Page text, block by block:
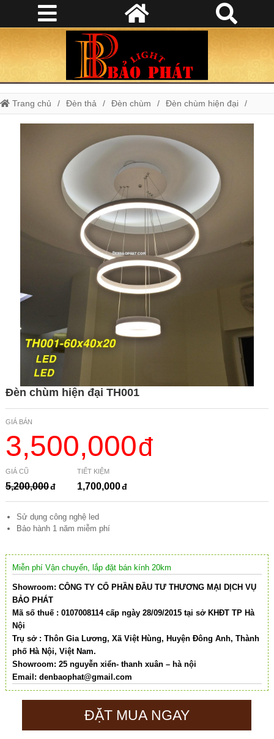
Trang chủ Đèn thả Đèn chùm Đèn chùm hiện đại
Đèn chùm phòng khách Đèn Thả Phòng Khách
Đèn chùm hiện đại TH001
Đèn chùm hiện đại TH001
GIÁ BÁN
3,500,000
GIÁ CŨ
5,200,000
TIẾT KIỆM
1,700,000
Sử dụng công nghệ led
Bảo hành 1 năm miễm phí
Miễn phí Vận chuyển, lắp đặt bán kính 20km
Showroom: CÔNG TY CỔ PHẦN ĐẦU TƯ THƯƠNG MẠI DỊCH VỤ
BẢO PHÁT
Mã số thuế : 0107008114 cấp ngày 28/09/2015 tại sở KHĐT TP Hà
Nội
Trụ sở : Thôn Gia Lương, Xã Việt Hùng, Huyện Đông Anh, Thành
phố Hà Nội, Việt Nam.
Showroom: 25 nguyễn xiển- thanh xuân – hà nội
Email: denbaophat@gmail.com
ĐẶT MUA NGAY